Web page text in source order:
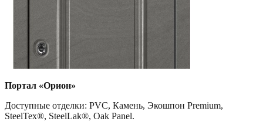
Портал «Орион»
Доступные отделки: PVC, Камень, Экошпон Premium,
SteelTex®, SteelLak®, Oak Panel.